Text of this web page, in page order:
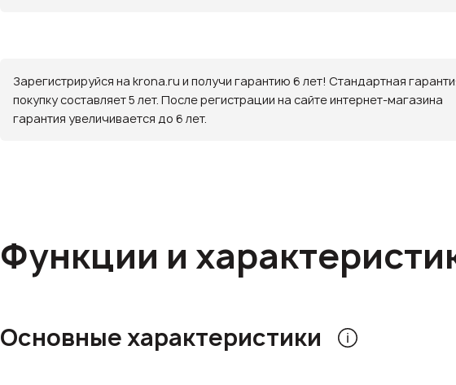
Зарегистрируйся на krona.ru и получи гарантию 6 лет! Стандартная
покупку составляет 5 лет. После регистрации на сайте интернет-магазина
гарантия увеличивается до 6 лет.
Функции и
Основные характеристики